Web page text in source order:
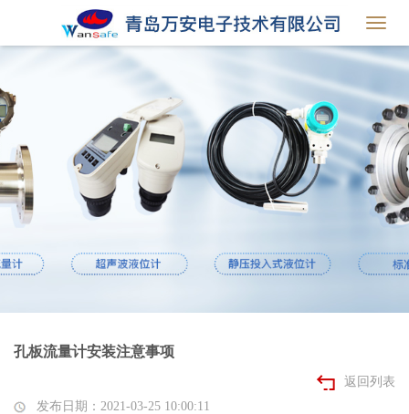
孔板流量计安装注意事项
返回列表
发布日期：2021-03-25 10:00:11